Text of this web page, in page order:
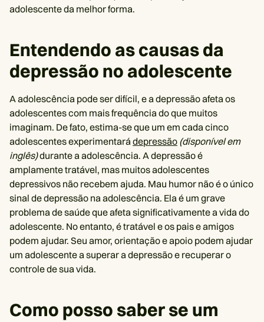
adolescente da melhor forma.
Entendendo as causas da
depressão no adolescente
A adolescência pode ser difícil, e a depressão afeta os
adolescentes com mais frequência do que muitos
imaginam. De fato, estima-se que um em cada cinco
adolescentes experimentará depressão (disponível em
inglês)durante a adolescência. A depressão é
amplamente tratável, mas muitos adolescentes
depressivos não recebem ajuda. Mau humor não é o único
sinal de depressão na adolescência. Ela é um grave
problema de saúde que afeta significativamente a vida do
adolescente. No entanto, é tratável e os pais e amigos
podem ajudar. Seu amor, orientação e apoio podem ajudar
um adolescente a superar a depressão e recuperar o
controle de sua vida.
Como posso saber se um